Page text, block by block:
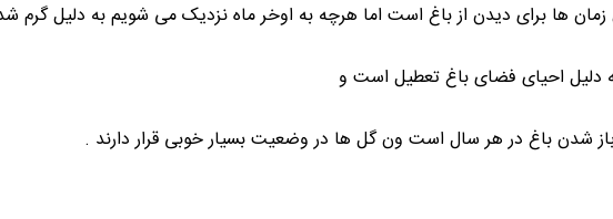
زمان ها برای دیدن از باغ است اما هرچه به اوخر ماه نزدیک می شویم به دلیل
دلیل احیای فضای باغ تعطیل است و
باز شدن باغ در هر سال است ون گل ها در وضعیت بسیار خوبی قرار دارند .